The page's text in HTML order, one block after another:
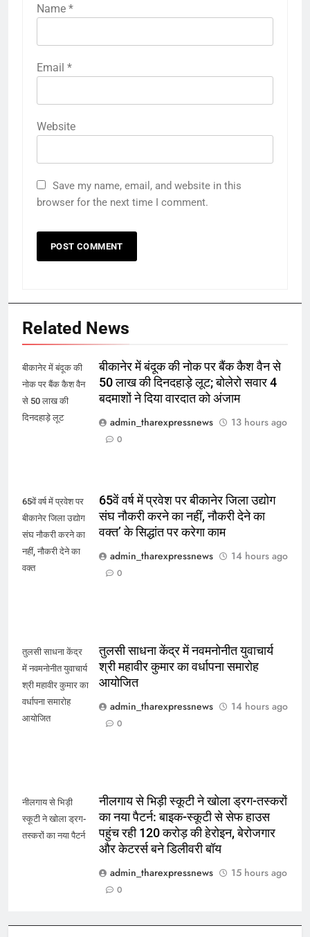
Name *
Email *
Website
Save my name, email, and website in this
browser for the next time I comment.
Related News
बीकानेर में बंदूक की
नोक पर बैंक कैश वैन
से 50 लाख की
दिनदहाड़े लूट
बीकानेर में बंदूक की नोक पर बैंक कैश वैन से
50 लाख की दिनदहाड़े लूट; बोलेरो सवार 4
बदमाशों ने दिया वारदात को अंजाम
admin_tharexpressnews
13 hours ago
0
65वें वर्ष में प्रवेश पर
बीकानेर जिला उद्योग
संघ नौकरी करने का
नहीं, नौकरी देने का
वक्त
65वें वर्ष में प्रवेश पर बीकानेर जिला उद्योग
संघ नौकरी करने का नहीं, नौकरी देने का
वक्त’ के सिद्धांत पर करेगा काम
admin_tharexpressnews
14 hours ago
0
तुलसी साधना केंद्र
में नवमनोनीत युवाचार्य
श्री महावीर कुमार का
वर्धापना समारोह
आयोजित
तुलसी साधना केंद्र में नवमनोनीत युवाचार्य
श्री महावीर कुमार का वर्धापना समारोह
आयोजित
admin_tharexpressnews
14 hours ago
0
नीलगाय से भिड़ी
स्कूटी ने खोला ड्रग-
तस्करों का नया पैटर्न
नीलगाय से भिड़ी स्कूटी ने खोला ड्रग-तस्करों
का नया पैटर्न: बाइक-स्कूटी से सेफ हाउस
पहुंच रही 120 करोड़ की हेरोइन, बेरोजगार
और केटरर्स बने डिलीवरी बॉय
admin_tharexpressnews
15 hours ago
0